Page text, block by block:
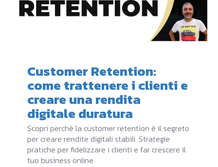
Customer Retention:
come trattenere i clienti e
creare una rendita
digitale duratura
Scopri perché la customer retention è il segreto
per creare rendite digitali stabili. Strategie
pratiche per fidelizzare i clienti e far crescere il
tuo business online